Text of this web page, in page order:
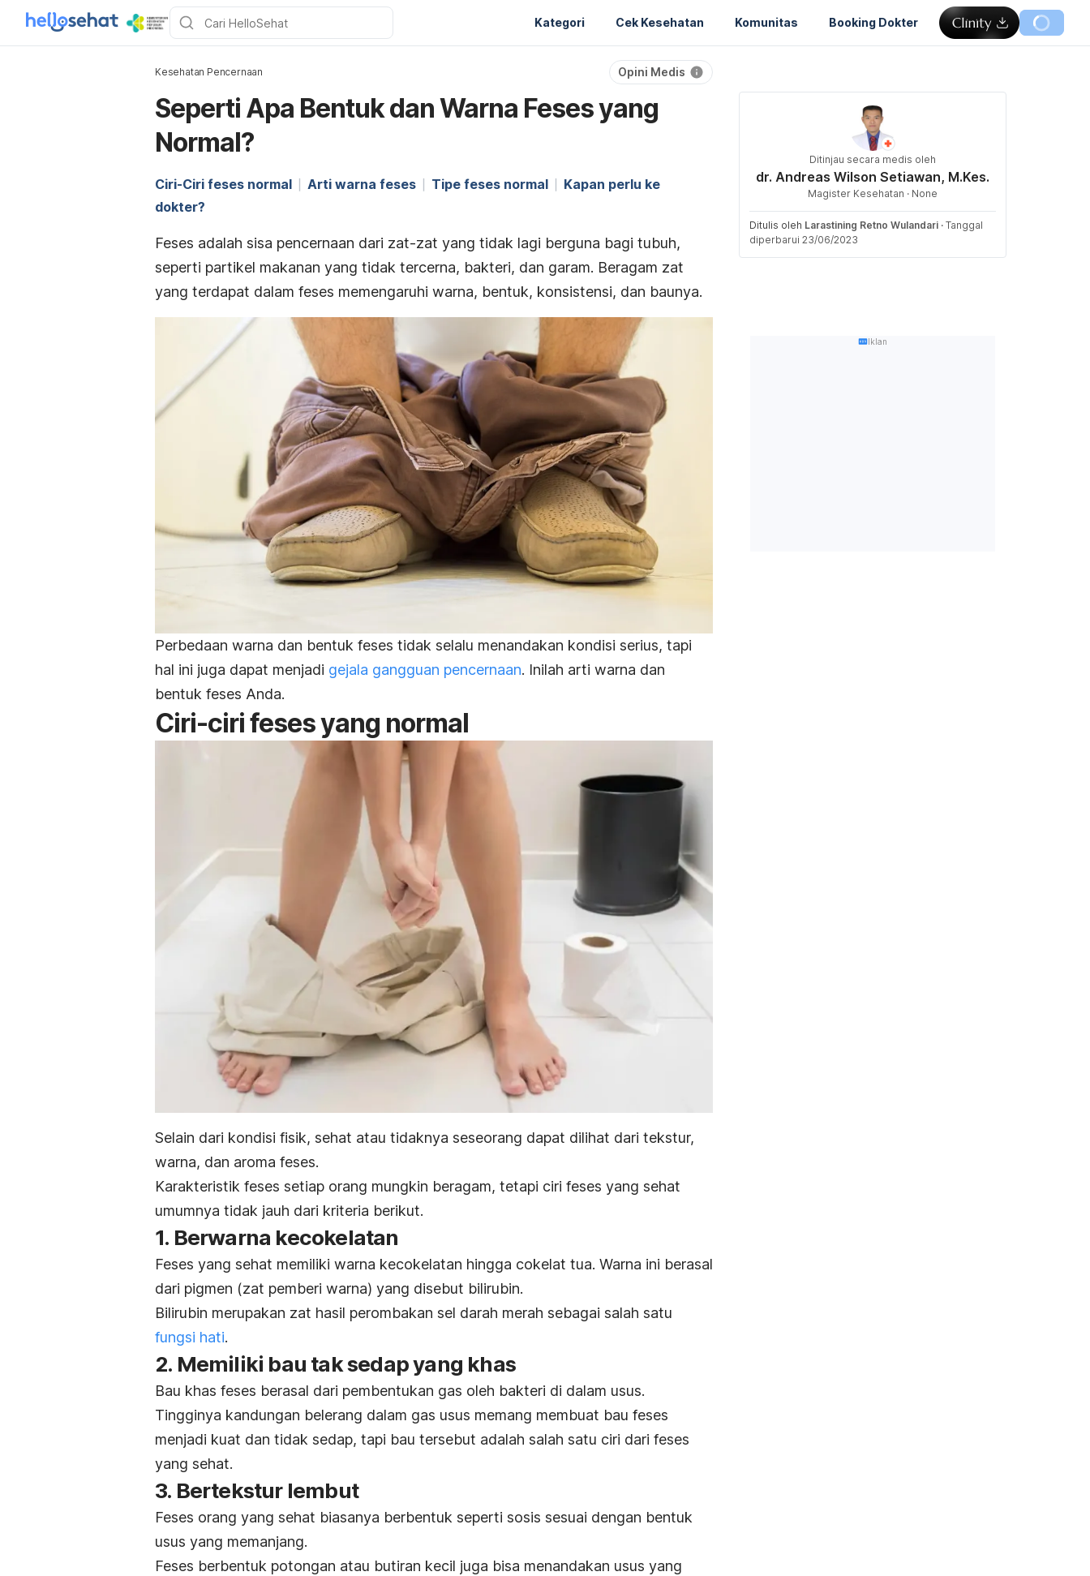
Kategori Cek Kesehatan Komunitas Booking Dokter
Kesehatan Pencernaan Opini Medis
Seperti Apa Bentuk dan Warna Feses yang
Normal?
Ciri-Ciri feses normal Arti warna feses Tipe feses normal
Kapan perlu ke
dokter?
Feses adalah sisa pencernaan dari zat-zat yang tidak lagi berguna bagi tubuh,
seperti partikel makanan yang tidak tercerna, bakteri, dan garam. Beragam zat
yang terdapat dalam feses memengaruhi warna, bentuk, konsistensi, dan baunya.
Perbedaan warna dan bentuk feses tidak selalu menandakan kondisi serius, tapi
hal ini juga dapat menjadi gejala gangguan pencernaan. Inilah arti warna dan
bentuk feses Anda.
Ciri-ciri feses yang normal
Selain dari kondisi fisik, sehat atau tidaknya seseorang dapat dilihat dari tekstur,
warna, dan aroma feses.
Karakteristik feses setiap orang mungkin beragam, tetapi ciri feses yang sehat
umumnya tidak jauh dari kriteria berikut.
1. Berwarna kecokelatan
Feses yang sehat memiliki warna kecokelatan hingga cokelat tua. Warna ini berasal
dari pigmen (zat pemberi warna) yang disebut bilirubin.
Bilirubin merupakan zat hasil perombakan sel darah merah sebagai salah satu
fungsi hati.
2. Memiliki bau tak sedap yang khas
Bau khas feses berasal dari pembentukan gas oleh bakteri di dalam usus.
Tingginya kandungan belerang dalam gas usus memang membuat bau feses
menjadi kuat dan tidak sedap, tapi bau tersebut adalah salah satu ciri dari feses
yang sehat.
3. Bertekstur lembut
Feses orang yang sehat biasanya berbentuk seperti sosis sesuai dengan bentuk
usus yang memanjang.
Feses berbentuk potongan atau butiran kecil juga bisa menandakan usus yang
Ditinjau secara medis oleh
dr. Andreas Wilson Setiawan, M.Kes.
Magister Kesehatan · None
Ditulis oleh Larastining Retno Wulandari · Tanggal
diperbarui 23/06/2023
Iklan